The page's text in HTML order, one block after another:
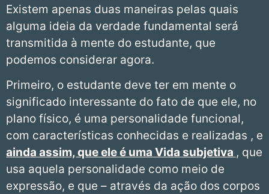
Existem apenas duas maneiras pelas quais
alguma ideia da verdade fundamental será
transmitida à mente do estudante, que
podemos considerar agora.
Primeiro, o estudante deve ter em mente o
significado interessante do fato de que ele, no
plano físico, é uma personalidade funcional,
com características conhecidas e realizadas , e
ainda assim, que ele é uma Vida subjetiva , que
usa aquela personalidade como meio de
expressão, e que – através da ação dos corpos